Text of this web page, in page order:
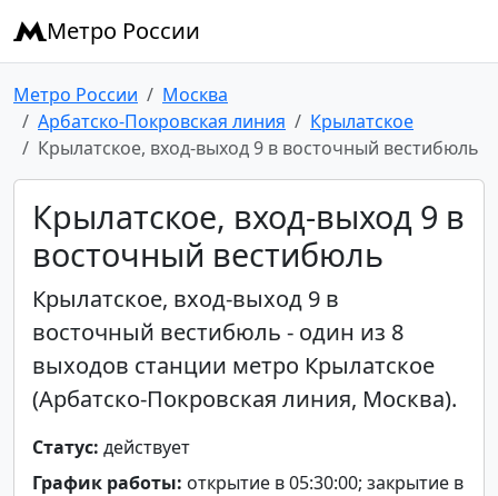
Метро России
Метро России
Москва
Арбатско-Покровская линия
Крылатское
Крылатское, вход-выход 9 в восточный вестибюль
Крылатское, вход-выход 9 в
восточный вестибюль
Крылатское, вход-выход 9 в
восточный вестибюль - один из 8
выходов станции метро Крылатское
(Арбатско-Покровская линия, Москва).
Статус: действует
График работы: открытие в 05:30:00; закрытие в